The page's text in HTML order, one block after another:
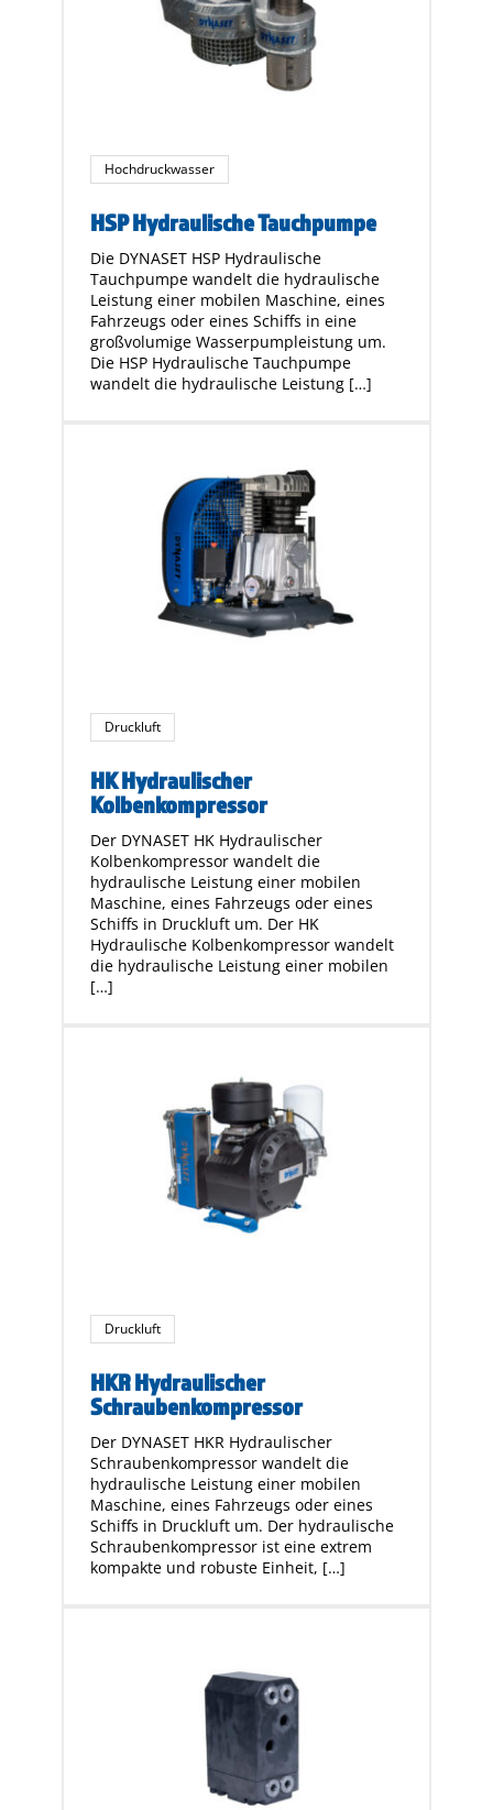
Hochdruckwasser
HSP Hydraulische Tauchpumpe
Die DYNASET HSP Hydraulische
Tauchpumpe wandelt die hydraulische
Leistung einer mobilen Maschine, eines
Fahrzeugs oder eines Schiffs in eine
großvolumige Wasserpumpleistung um.
Die HSP Hydraulische Tauchpumpe
wandelt die hydraulische Leistung […]
Druckluft
HK Hydraulischer
Kolbenkompressor
Der DYNASET HK Hydraulischer
Kolbenkompressor wandelt die
hydraulische Leistung einer mobilen
Maschine, eines Fahrzeugs oder eines
Schiffs in Druckluft um. Der HK
Hydraulische Kolbenkompressor wandelt
die hydraulische Leistung einer mobilen
[…]
Druckluft
HKR Hydraulischer
Schraubenkompressor
Der DYNASET HKR Hydraulischer
Schraubenkompressor wandelt die
hydraulische Leistung einer mobilen
Maschine, eines Fahrzeugs oder eines
Schiffs in Druckluft um. Der hydraulische
Schraubenkompressor ist eine extrem
kompakte und robuste Einheit, […]